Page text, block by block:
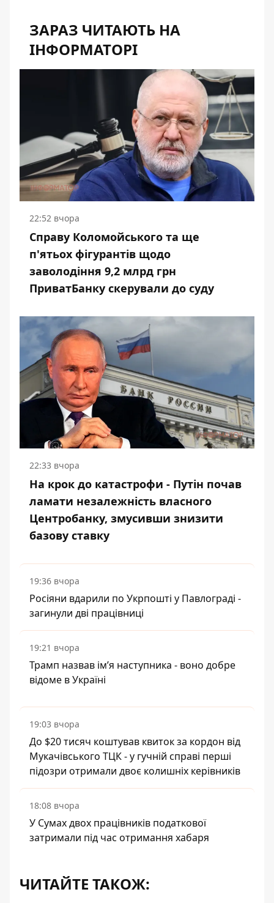
ЗАРАЗ ЧИТАЮТЬ НА
ІНФОРМАТОРІ
22:52 вчора
Справу Коломойського та ще
п'ятьох фігурантів щодо
заволодіння 9,2 млрд грн
ПриватБанку скерували до суду
22:33 вчора
На крок до катастрофи - Путін почав
ламати незалежність власного
Центробанку, змусивши знизити
базову ставку
19:36 вчора
Росіяни вдарили по Укрпошті у Павлограді -
загинули дві працівниці
19:21 вчора
Трамп назвав імʼя наступника - воно добре
відоме в Україні
19:03 вчора
До $20 тисяч коштував квиток за кордон від
Мукачівського ТЦК - у гучній справі перші
підозри отримали двоє колишніх керівників
18:08 вчора
У Сумах двох працівників податкової
затримали під час отримання хабаря
ЧИТАЙТЕ ТАКОЖ: